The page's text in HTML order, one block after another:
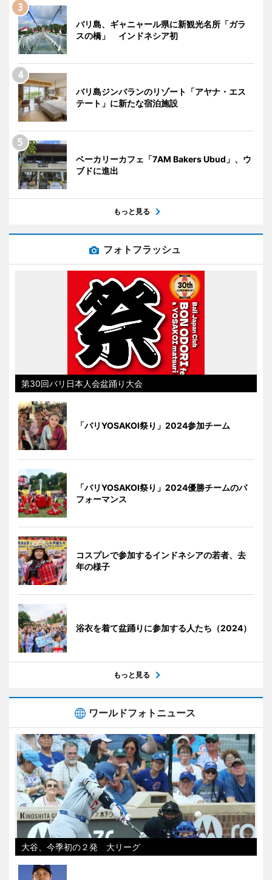
バリ島、ギャニャール県に新観光名所「ガラ
スの橋」 インドネシア初
バリ島ジンバランのリゾート「アヤナ・エス
テート」に新たな宿泊施設
ベーカリーカフェ「7AM Bakers Ubud」、ウ
ブドに進出
もっと見る
フォトフラッシュ
第30回バリ日本人会盆踊り大会
「バリYOSAKOI祭り」2024参加チーム
「バリYOSAKOI祭り」2024優勝チームのパ
フォーマンス
コスプレで参加するインドネシアの若者、去
年の様子
浴衣を着て盆踊りに参加する人たち（2024）
もっと見る
ワールドフォトニュース
大谷、今季初の２発 大リーグ